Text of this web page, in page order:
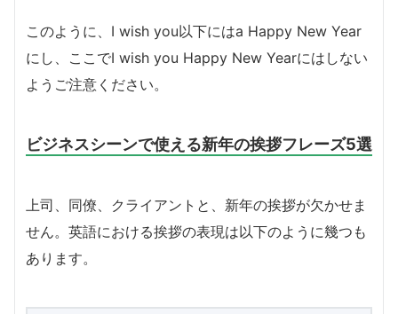
このように、I wish you以下にはa Happy New Year
にし、ここでI wish you Happy New Yearにはしない
ようご注意ください。
ビジネスシーンで使える新年の挨拶フレーズ5選
上司、同僚、クライアントと、新年の挨拶が欠かせま
せん。英語における挨拶の表現は以下のように幾つも
あります。